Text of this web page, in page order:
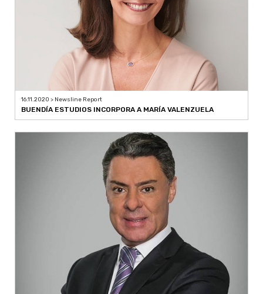
16.11.2020 > Newsline Report
BUENDÍA ESTUDIOS INCORPORA A MARÍA VALENZUELA